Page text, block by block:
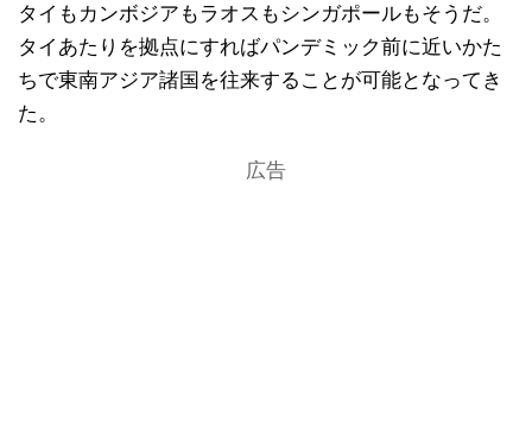
タイもカンボジアもラオスもシンガポールもそうだ。
タイあたりを拠点にすればパンデミック前に近いかた
ちで東南アジア諸国を往来することが可能となってき
た。
広告